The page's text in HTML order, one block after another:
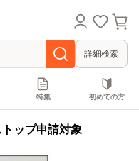
詳細検索
特集 初めての方
ップ申請対象